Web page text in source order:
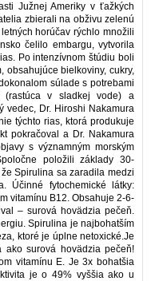
Južnej Ameriky v ťažkých
zbierali na obživu zelenú
horúčav rýchlo množili
čelilo embargu, vytvorila
Po intenzívnom štúdiu boli
obsahujúce bielkoviny, cukry,
súlade s potrebami
(rastúca v sladkej vode) a
vedec, Dr. Hiroshi Nakamura
týchto rias, ktorá produkuje
pokračoval a Dr. Nakamura
s významným morským
položili základy 30-
Spirulina sa zaradila medzi
Účinné fytochemické látky:
vitamínu B12. Obsahuje 2-6-
– surová hovädzia pečeň.
Spirulina je najbohatším
ktoré je úplne netoxické.Je
surová hovädzia pečeň!
vitamínu E. Je 3x bohatšia
je o 49% vyššia ako u